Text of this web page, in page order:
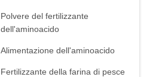
Polvere del fertilizzante
dell'aminoacido
Alimentazione dell'aminoacido
Fertilizzante della farina di pesce